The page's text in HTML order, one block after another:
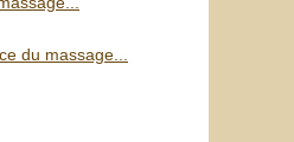
du massage...